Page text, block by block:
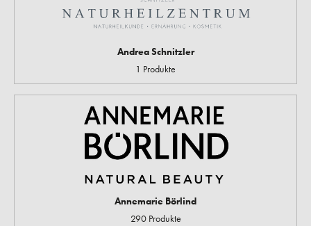
Andrea Schnitzler
1 Produkte
Annemarie Börlind
290 Produkte